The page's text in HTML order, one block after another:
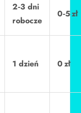
2‑3 dni
robocze
0‑5 zł
1 dzień 0 zł